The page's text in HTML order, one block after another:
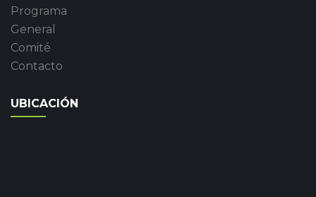
Programa
General
Comité
Contacto
UBICACIÓN